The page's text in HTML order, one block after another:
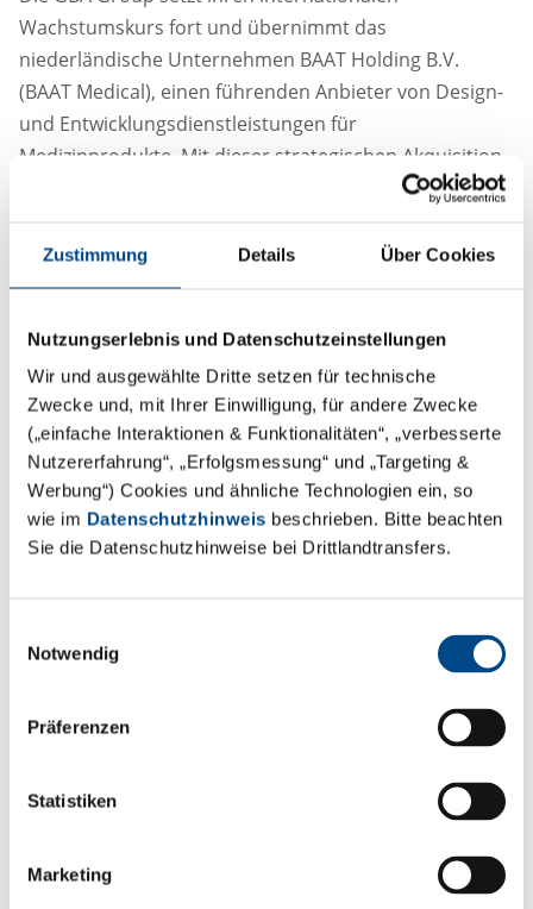
Zustimmung Details Über Cookies
Nutzungserlebnis und Datenschutzeinstellungen
Wir und ausgewählte Dritte setzen für technische
Zwecke und, mit Ihrer Einwilligung, für andere Zwecke
(„einfache Interaktionen & Funktionalitäten“, „verbesserte
Nutzererfahrung“, „Erfolgsmessung“ und „Targeting &
Werbung“) Cookies und ähnliche Technologien ein, so
wie im Datenschutzhinweis beschrieben. Bitte beachten
Sie die Datenschutzhinweise bei Drittlandtransfers.
Notwendig
Präferenzen
Statistiken
Marketing
Wachstumskurs fort und übernimmt das
niederländische Unternehmen BAAT Holding B.V.
(BAAT Medical), einen führenden Anbieter von Design-
und Entwicklungsdienstleistungen für
Medizinprodukte. Mit dieser strategischen Akquisition
stärkt die GBA Group ihre Position im europäischen
Erweiterung des Dienstleistungsportfolios in der
Entwicklungsphase von der Produktidee über die
Markteinführung.
BAAT Medical wurde 1999 in den Niederlanden mit
Firmensitz in Hengelo gegründet. Ihren internationalen
Kunden bietet Baat Medical ein breites
Dienstleistungsspektrum in der Entwicklung,
Umsetzung und Wartung von Medizinprodukten an
basierend auf internationalen Qualitätsstandards wie
Steffen Walter, CEO GBA Group, heißt die neuen
„Mit BAAT Medical
haben wir einen Partner gefunden, der unser
Medizinprodukte perfekt ergänzt. Neben Testing und
auch Entwicklungsdienstleistungen aus einer Hand